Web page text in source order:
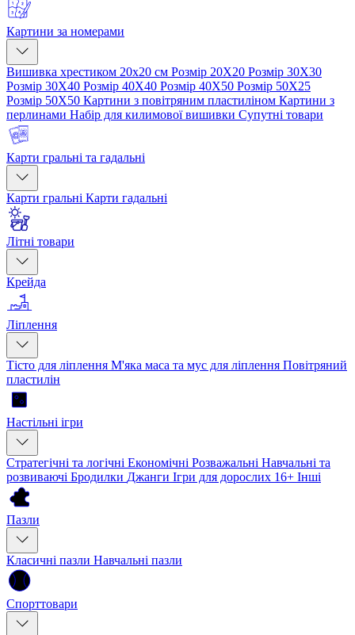
Картини за номерами
Вишивка хрестиком 20х20 см Розмір 20Х20 Розмір 30Х30
Розмір 30Х40 Розмір 40Х40 Розмір 40Х50 Розмір 50Х25
Розмір 50Х50 Картини з повітряним пластиліном Картини з
перлинами Набір для килимової вишивки Супутні товари
Карти гральні та гадальні
Карти гральні Карти гадальні
Літні товари
Крейда
Ліплення
Тісто для ліплення М'яка маса та мус для ліплення Повітряний
пластилін
Настільні ігри
Стратегічні та логічні Економічні Розважальні Навчальні та
розвиваючі Бродилки Джанги Ігри для дорослих 16+ Інші
Пазли
Класичні пазли Навчальні пазли
Спорттовари